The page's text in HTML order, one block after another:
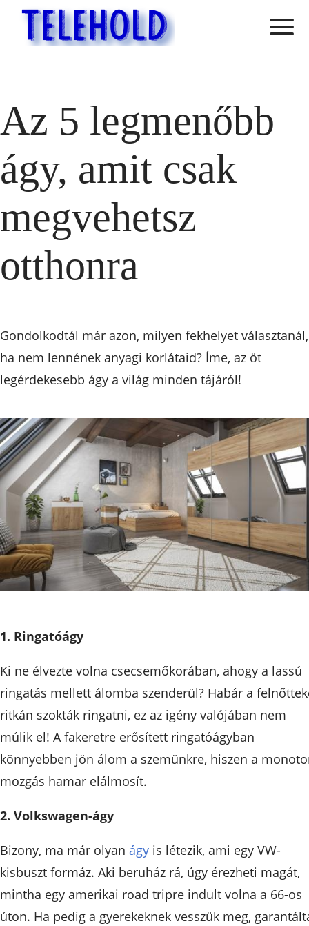
Az 5 legmenőbb
ágy, amit csak
megvehetsz
otthonra
Gondolkodtál már azon, milyen fekhelyet választanál,
ha nem lennének anyagi korlátaid? Íme, az öt
legérdekesebb ágy a világ minden tájáról!
1. Ringatóágy
Ki ne élvezte volna csecsemőkorában, ahogy a lassú
ringatás mellett álomba szenderül? Habár a
ritkán szokták ringatni, ez az igény valójában nem
múlik el! A fakeretre erősített ringatóágyban
könnyebben jön álom a szemünkre, hiszen a
mozgás hamar elálmosít.
2. Volkswagen-ágy
Bizony, ma már olyan ágy is létezik, ami egy VW-
kisbuszt formáz. Aki beruház rá, úgy érezheti magát,
mintha egy amerikai road tripre indult volna a 66-os
úton. Ha pedig a gyerekeknek vesszük meg,